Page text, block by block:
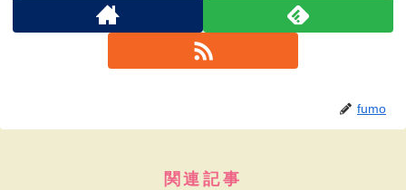
fumo
関連記事